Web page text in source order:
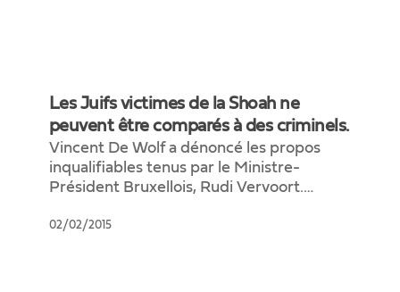
Juifs
Shoah
peuvent
Les Juifs victimes de la Shoah ne
peuvent être comparés à des criminels.
Vincent De Wolf a dénoncé les propos
inqualifiables tenus par le Ministre-
Président Bruxellois, Rudi Vervoort.…
02/02/2015